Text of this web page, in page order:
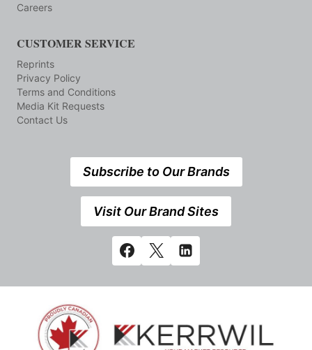
Careers
CUSTOMER SERVICE
Reprints
Privacy Policy
Terms and Conditions
Media Kit Requests
Contact Us
Subscribe to Our Brands
Visit Our Brand Sites